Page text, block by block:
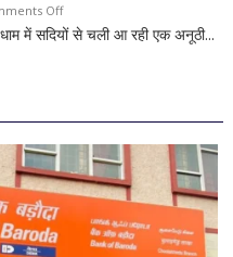
मानी
शिव
की
Offon
देवघर
बैद्यनाथ
से
पहले
में सदियों से चली आ रही एक अनूठी...